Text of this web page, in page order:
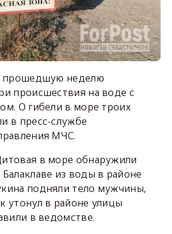
прошедшую неделю
происшествия на воде с
О гибели в море троих
в пресс-службе
МЧС.
в море обнаружили
из воды в районе
подняли тело мужчины,
утонул в районе улицы
в ведомстве.